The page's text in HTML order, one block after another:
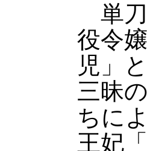
単刀
役令
児」
三昧
ちに
王妃